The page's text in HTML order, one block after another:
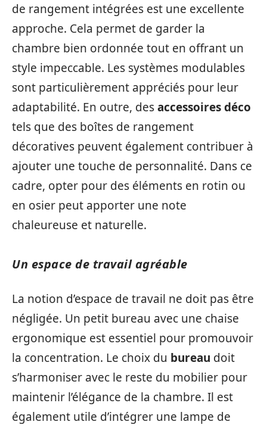
de rangement intégrées est une excellente
approche. Cela permet de garder la
chambre bien ordonnée tout en offrant un
style impeccable. Les systèmes modulables
sont particulièrement appréciés pour leur
adaptabilité. En outre, desaccessoires déco
tels que des boîtes de rangement
décoratives peuvent également contribuer à
ajouter une touche de personnalité. Dans ce
cadre, opter pour des éléments en rotin ou
en osier peut apporter une note
chaleureuse et naturelle.
Un espace de travail agréable
La notion d’espace de travail ne doit pas être
négligée. Un petit bureau avec une chaise
ergonomique est essentiel pour promouvoir
la concentration. Le choix du bureau doit
s’harmoniser avec le reste du mobilier pour
maintenir l’élégance de la chambre. Il est
également utile d’intégrer une lampe de